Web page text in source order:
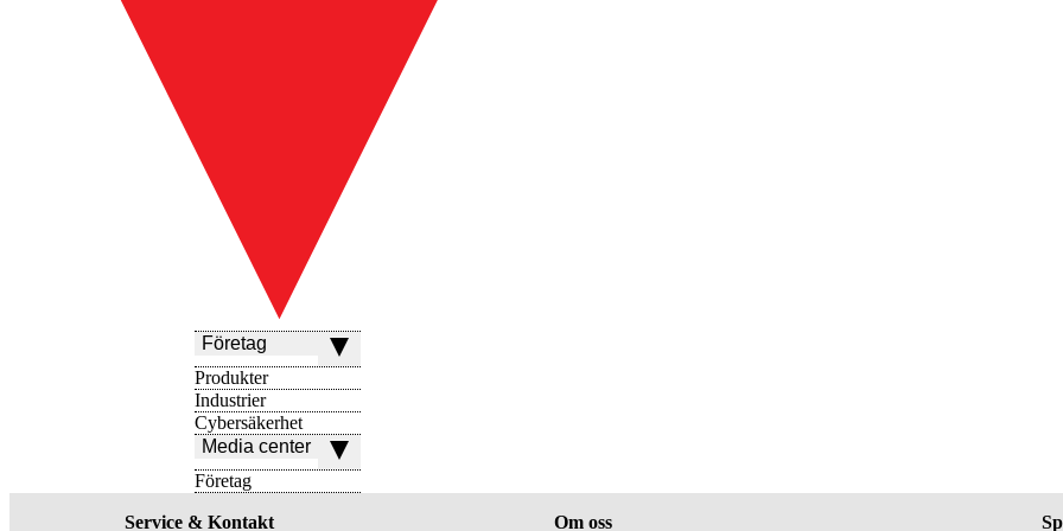
Företag
Produkter
Industrier
Cybersäkerhet
Media center
Företag
Service & Kontakt Om oss